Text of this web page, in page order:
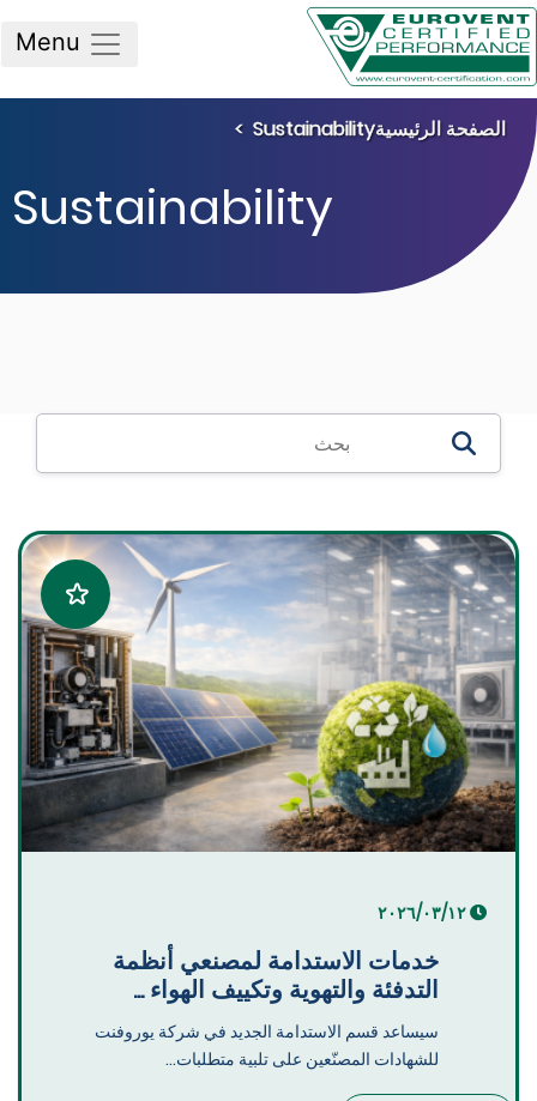
الرئيسيةSustainability
Sustainability
خدمات الاستدامة لمصنعي أنظمة
التدفئة والتهوية وتكييف الهواء ...
سيساعد قسم الاستدامة الجديد في شركة يوروفنت
للشهادات المصنّعين على تلبية متطلبات...